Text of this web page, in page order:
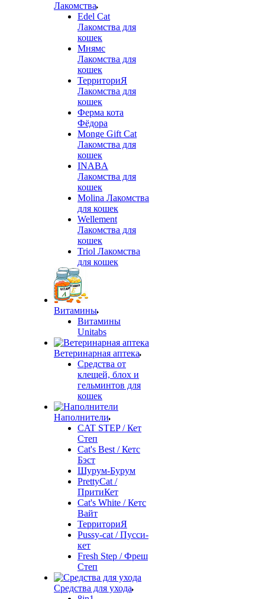
Лакомства
Edel Cat
Лакомства для
кошек
Мнямс
Лакомства для
кошек
ТерриториЯ
Лакомства для
кошек
Ферма кота
Фёдора
Monge Gift Cat
Лакомства для
кошек
INABA
Лакомства для
кошек
Molina Лакомства
для кошек
Wellement
Лакомства для
кошек
Triol Лакомства
для кошек
Витамины
Витамины
Unitabs
Ветеринарная аптека
Средства от
клещей, блох и
гельминтов для
кошек
Наполнители
CAT STEP / Кет
Степ
Cat's Best / Кетс
Бэст
Шурум-Бурум
PrettyCat /
ПритиКет
Cat's White / Кетс
Вайт
ТерриториЯ
Pussy-cat / Пусси-
кет
Fresh Step / Фреш
Степ
Средства для ухода